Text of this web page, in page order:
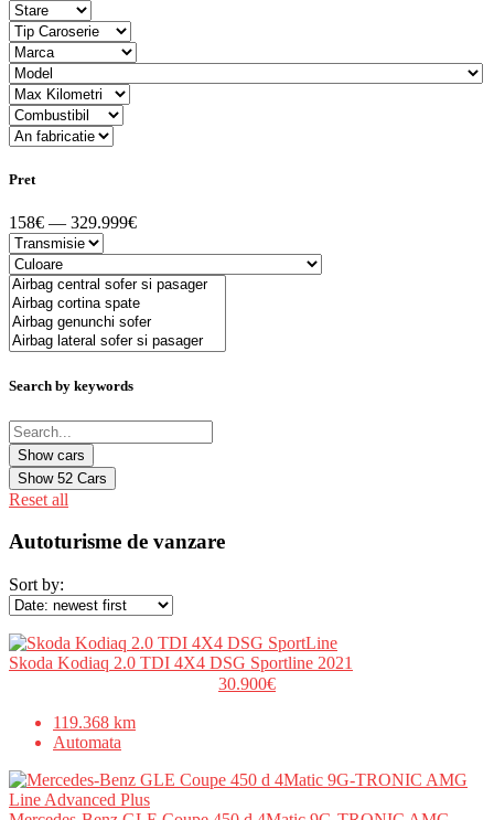
Pret
158€ — 329.999€
Search by keywords
Show 52 Cars
Reset all
Autoturisme de vanzare
Sort by:
30.900€
Skoda Kodiaq 2.0 TDI 4X4 DSG Sportline 2021
119.368 km
Automata